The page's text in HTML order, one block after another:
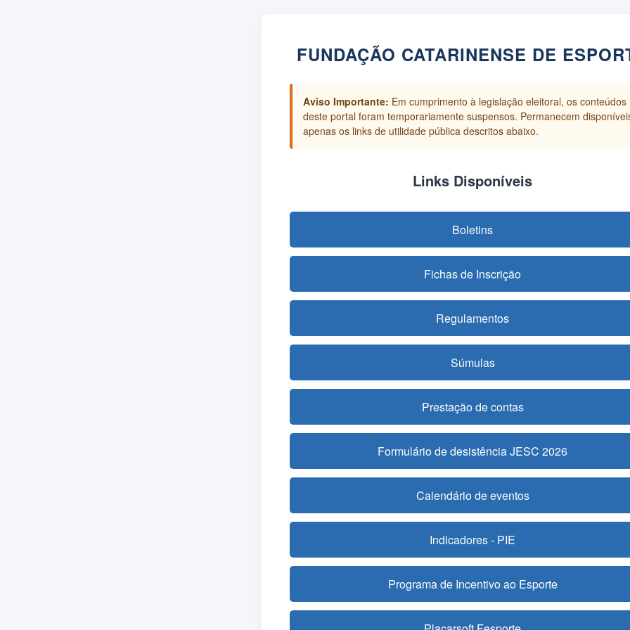
FUNDAÇÃO CATARINENSE DE
Aviso Importante: Em cumprimento à legislação eleitoral, os conteúdos
deste portal foram temporariamente suspensos. Permanecem
apenas os links de utilidade pública descritos abaixo.
Links Disponíveis
Boletins
Fichas de Inscrição
Regulamentos
Súmulas
Prestação de contas
Formulário de desistência JESC 2026
Calendário de eventos
Indicadores - PIE
Programa de Incentivo ao Esporte